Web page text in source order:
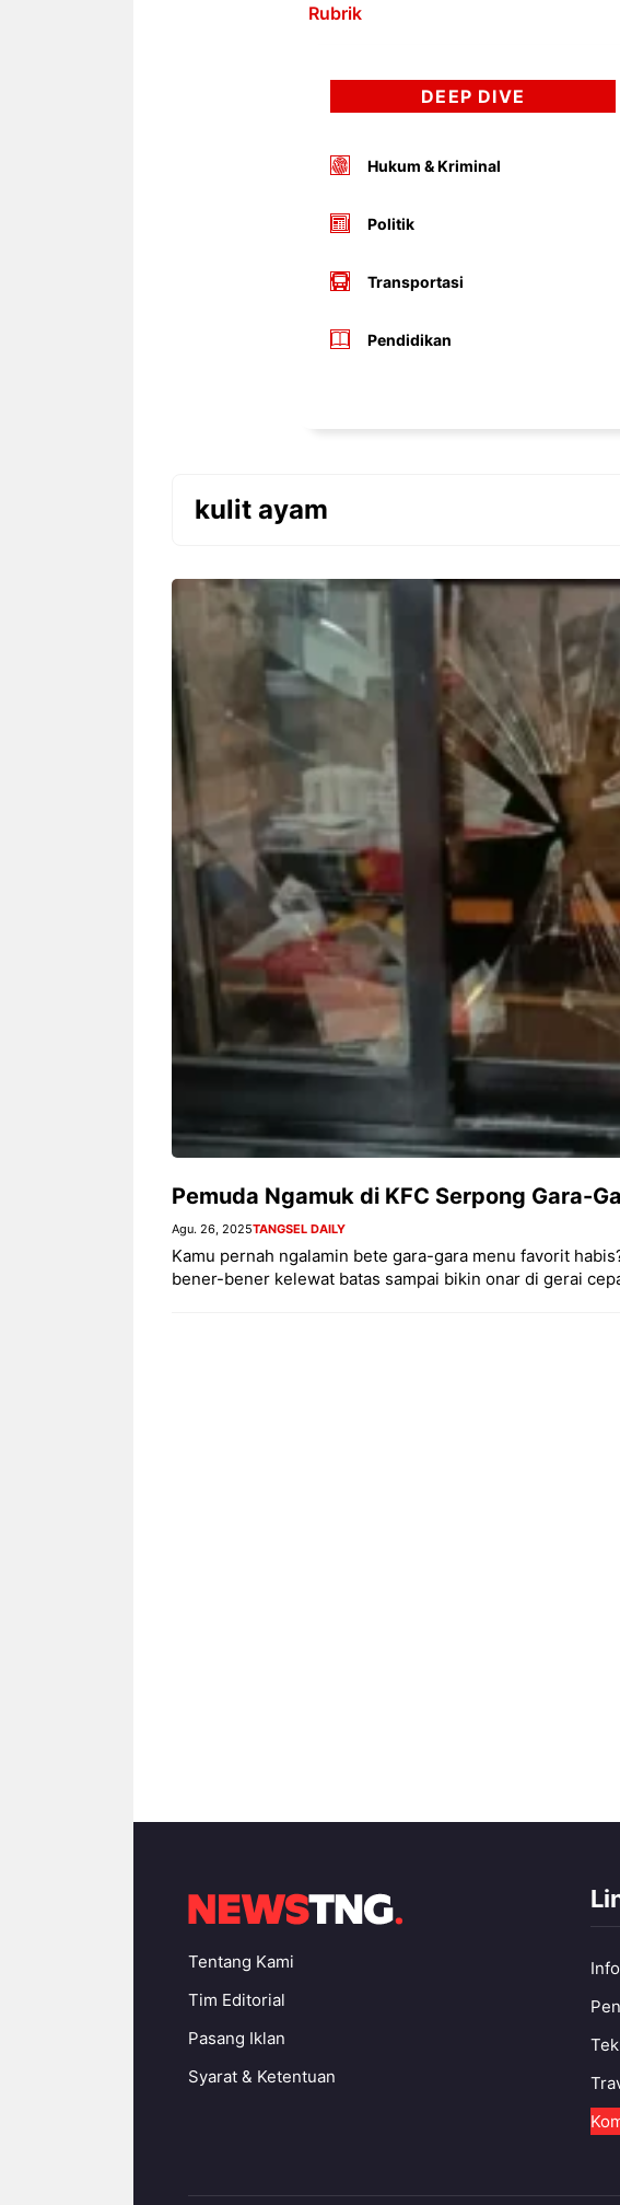
Rubrik
DEEP DIVE
Hukum & Kriminal
Politik
Transportasi
Pendidikan
kulit ayam
Pemuda Ngamuk di KFC Serpong Gara-
Agu. 26, 2025TANGSEL DAILY
Kamu pernah ngalamin bete gara-gara menu favorit
bener-bener kelewat batas sampai bikin onar di gerai
Siapa sangka, dua nama besar di
dunia hiburan, Nunung Srimulat
dan Vicky Prasetyo, kini merambah
dunia kuliner dengan membuka
Nunung Srimulat & Vicky
Prasetyo Buka Restoran
Ayam Panggang! Cuma Rp
15 Ribu, Resep Rahasia
Mami Bikin Nagih!
Bandung – Menyambut pergantian
tahun 2026, restoran all you can
eat Kakkoii All You Can Eat
Bandung menghadirkan
penawaran spesial ...
Sambut 2026, Kakkoii
Bandung Hadirkan Pesta All
You Can Eat Mulai Rp
145.000
Tentang Kami
Tim Editorial
Pasang Iklan
Syarat & Ketentuan